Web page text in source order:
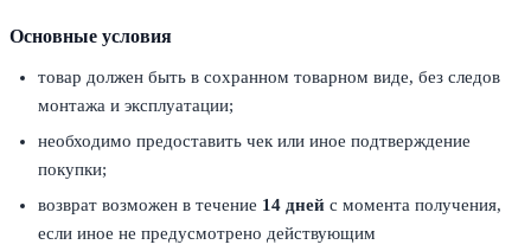
Основные условия
товар должен быть в сохранном товарном виде, без следов
монтажа и эксплуатации;
необходимо предоставить чек или иное подтверждение
покупки;
возврат возможен в течение 14 дней с момента получения,
если иное не предусмотрено действующим